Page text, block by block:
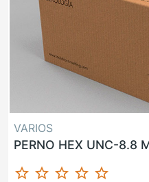
VARIOS
PERNO HEX UNC-8.8
star_border star_border star_border star_border star_border